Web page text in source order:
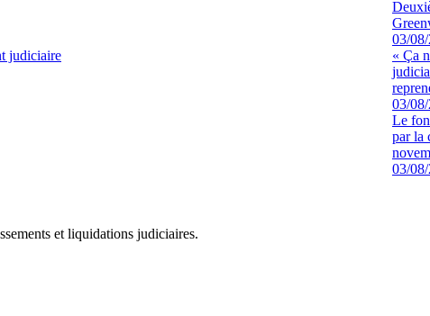
judiciaire
03/
« Ça
03/
Le
par la
03/
et liquidations judiciaires.